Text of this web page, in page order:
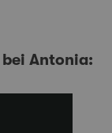
Antonia: